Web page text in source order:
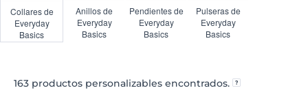
Collares de
Everyday
Basics
Anillos de
Everyday
Basics
Pendientes de
Everyday
Basics
Pulseras de
Everyday
Basics
163 productos personalizables encontrados.